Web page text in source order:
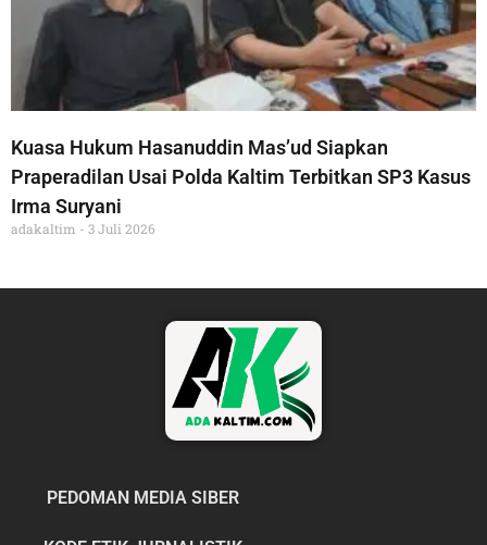
Kuasa Hukum Hasanuddin Mas’ud Siapkan
Praperadilan Usai Polda Kaltim Terbitkan SP3 Kasus
Irma Suryani
adakaltim 3 Juli 2026
PEDOMAN MEDIA SIBER